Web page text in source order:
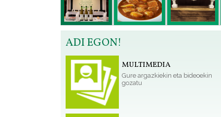
ADI EGON!
MULTIMEDIA
Gure argazkiekin eta bideoekin
gozatu